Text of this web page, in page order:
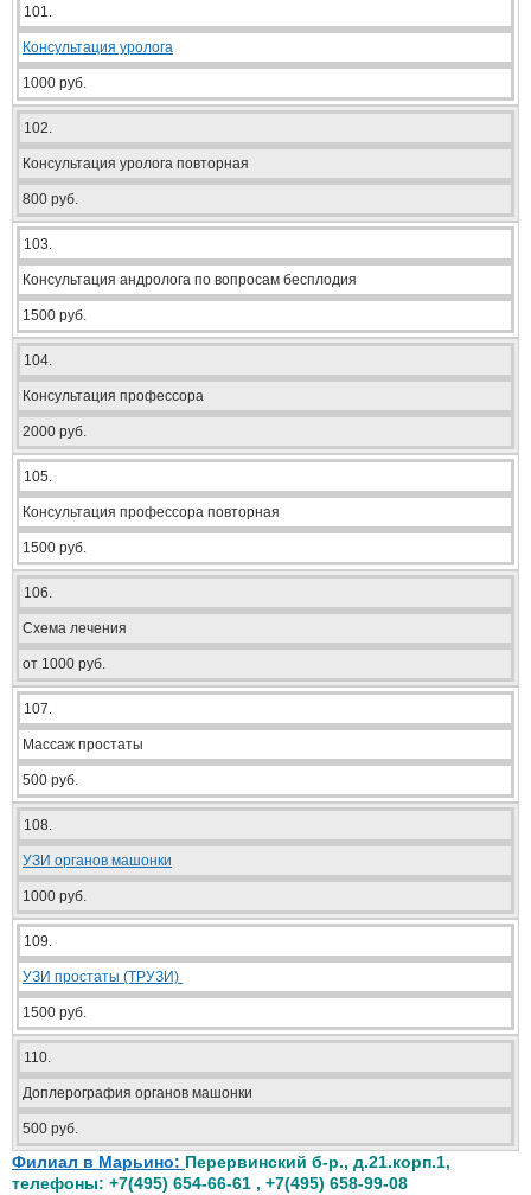
101.
Консультация уролога
1000 руб.
102.
Консультация уролога повторная
800 руб.
103.
Консультация андролога по вопросам бесплодия
1500 руб.
104.
Консультация профессора
2000 руб.
105.
Консультация профессора повторная
1500 руб.
106.
Схема лечения
от 1000 руб.
107.
Массаж простаты
500 руб.
108.
УЗИ органов машонки
1000 руб.
109.
УЗИ простаты (ТРУЗИ)
1500 руб.
110.
Доплерография органов машонки
500 руб.
Филиал в Марьино: Перервинский б-р., д.21.корп.1,
телефоны: +7(495) 654-66-61 , +7(495) 658-99-08